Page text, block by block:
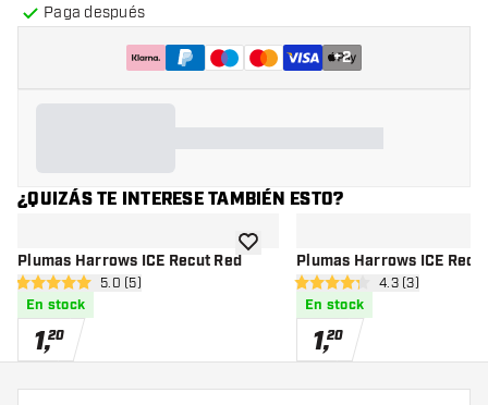
Paga después
+2
¿QUIZÁS TE INTERESE TAMBIÉN ESTO?
Plumas Harrows ICE Recut Red
abrir panel de reseñas
5 estrellas de puntuación
5.0 (5)
En stock
1,20
añadir a la lista de deseos
Plumas Harrows ICE
abrir panel de
4.3 estrellas de puntuación
4.3 (3)
En stock
1,20